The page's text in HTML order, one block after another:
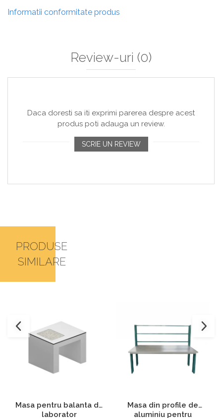
Informatii conformitate produs
Review-uri (0)
Daca doresti sa iti exprimi parerea despre acest
produs poti adauga un review.
SCRIE UN REVIEW
PRODUSE
SIMILARE
Masa pentru balanta de
laborator
Masa din profile de
aluminiu pentru